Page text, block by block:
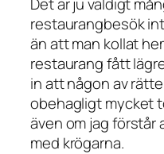
restaurangbesök
än att man kollat
restaurang fått
in att någon av
obehagligt mycket
även om jag förstår
med krögarna.